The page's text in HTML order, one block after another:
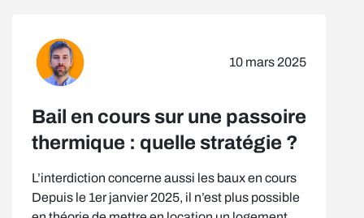
10 mars 2025
Bail en cours sur une passoire
thermique : quelle stratégie ?
L’interdiction concerne aussi les baux en cours
Depuis le 1er janvier 2025, il n’est plus possible